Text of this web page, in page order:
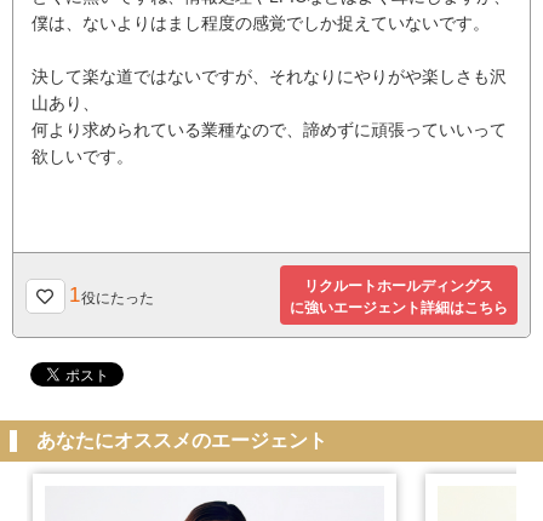
僕は、ないよりはまし程度の感覚でしか捉えていないです。
決して楽な道ではないですが、それなりにやりがや楽しさも沢
山あり、
何より求められている業種なので、諦めずに頑張っていいって
欲しいです。
1役にたった
リクルートホールディングス
に強いエージェント詳細はこちら
あなたにオススメのエージェント